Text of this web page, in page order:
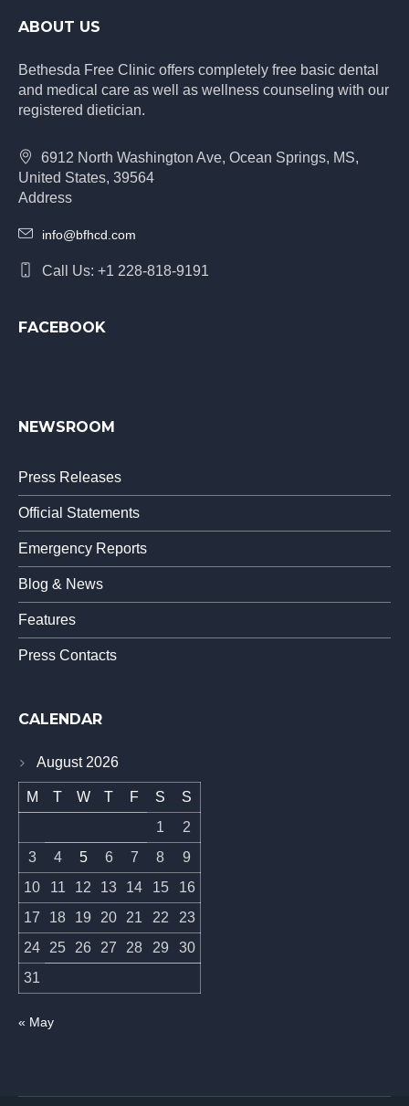
ABOUT US
Bethesda Free Clinic offers completely free basic dental
and medical care as well as wellness counseling with our
registered dietician.
6912 North Washington Ave, Ocean Springs, MS,
United States, 39564
Address
info@bfhcd.com
Call Us: +1 228-818-9191
FACEBOOK
NEWSROOM
Press Releases
Official Statements
Emergency Reports
Blog & News
Features
Press Contacts
CALENDAR
August 2026
M T W T F S
S
1
2
3
4 5 6 7 8
9
10
11 12 13 14 15
16
17
18 19 20 21 22
23
24
25 26 27 28 29
30
31
« May